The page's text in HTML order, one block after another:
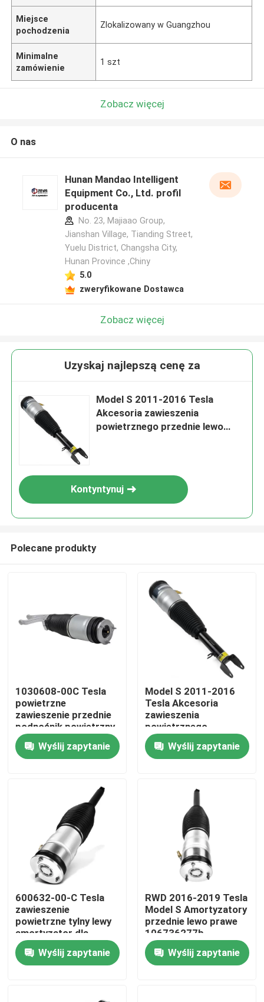
Produkty
Filmy
Wycieczka po fabryce
Kontrola jakości
Skontaktuj się z nami
Aktualności
Sprawy
Miejsce
pochodzenia
Zlokalizowany w Guangzhou
Minimalne
zamówienie
1 szt
Zobacz więcej
O nas
Hunan Mandao Intelligent
Equipment Co., Ltd. profil
producenta
No. 23, Majiaao Group,
Jianshan Village, Tianding Street,
Yuelu District, Changsha City,
Hunan Province ,Chiny
5.0
zweryfikowane Dostawca
Zobacz więcej
Uzyskaj najlepszą cenę za
Model S 2011-2016 Tesla
Akcesoria zawieszenia
powietrznego przednie lewo
Kontyntynuj
Polecane produkty
1030608-00C Tesla
powietrzne
zawieszenie przednie
podnośnik powietrzny
dla starego modelu
Tesla S 2012-2015
Wyślij zapytanie
Model S 2011-2016
Tesla Akcesoria
zawieszenia
powietrznego
przednie lewo prawo
6006351-00-C
Wyślij zapytanie
600632-00-C Tesla
zawieszenie
powietrzne tylny lewy
amortyzator dla
modelu S 2011-2016
Wyślij zapytanie
RWD 2016-2019 Tesla
Model S Amortyzatory
przednie lewo prawe
106736277b
Wyślij zapytanie